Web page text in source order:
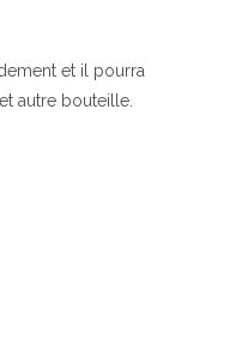
et il pourra
autre bouteille.